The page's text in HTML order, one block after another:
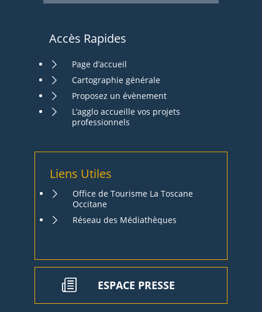
Accès Rapides
Page d’accueil
Cartographie générale
Proposez un évènement
L’agglo accueille vos projets
professionnels
Liens Utiles
Office de Tourisme La Toscane
Occitane
Réseau des Médiathèques
ESPACE PRESSE